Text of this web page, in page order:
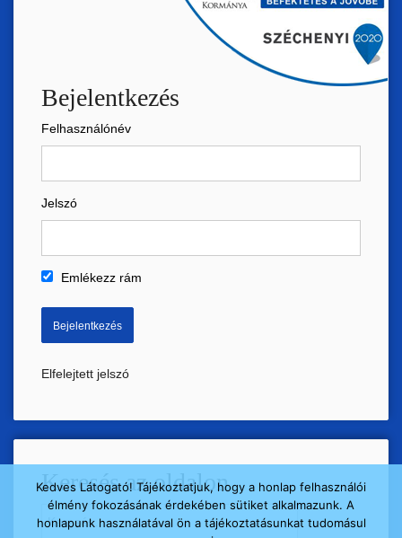
Bejelentkezés
Felhasználónév
Jelszó
Emlékezz rám
Elfelejtett jelszó
Keresés az oldalon
Keresés:
Kedves Látogató! Tájékoztatjuk, hogy a honlap felhasználói
élmény fokozásának érdekében sütiket alkalmazunk. A
honlapunk használatával ön a tájékoztatásunkat tudomásul